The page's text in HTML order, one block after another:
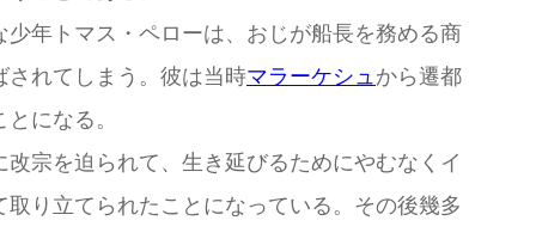
年トマス・ペローは、おじが船長を務める商
されてしまう。彼は当時マラーケシュから遷都
になる。
宗を迫られて、生き延びるためにやむなくイ
り立てられたことになっている。その後幾多